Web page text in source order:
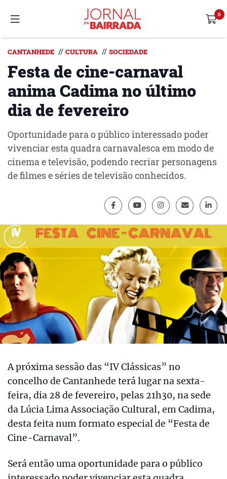
CANTANHEDE // CULTURA // SOCIEDADE
Festa de cine-carnaval
anima Cadima no último
dia de fevereiro
Oportunidade para o público interessado poder
vivenciar esta quadra carnavalesca em modo de
cinema e televisão, podendo recriar personagens
de filmes e séries de televisão conhecidos.
A próxima sessão das “IV Clássicas” no
concelho de Cantanhede terá lugar na sexta-
feira, dia 28 de fevereiro, pelas 21h30, na sede
da Lúcia Lima Associação Cultural, em Cadima,
desta feita num formato especial de “Festa de
Cine-Carnaval”.
Será então uma oportunidade para o público